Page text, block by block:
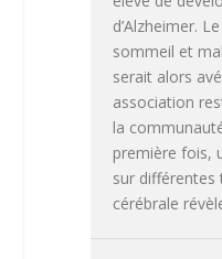
d’Alzheimer.
sommeil et
serait alors
association
la
première fois,
sur différentes
cérébrale